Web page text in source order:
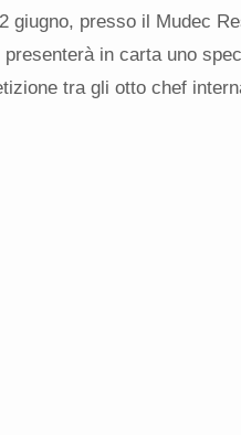
giugno, presso il Mudec
in carta uno
tra gli otto chef